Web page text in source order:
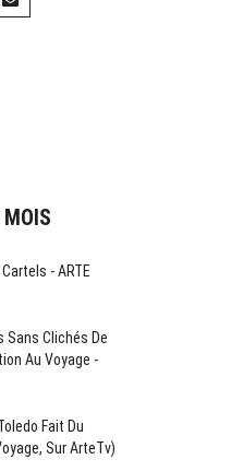
MOIS
- ARTE
Sans Clichés De
Au Voyage -
Fait Du
Sur ArteTv)